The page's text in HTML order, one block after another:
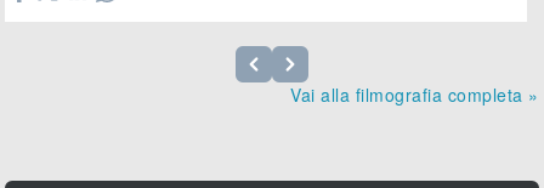
Vai alla filmografia completa »